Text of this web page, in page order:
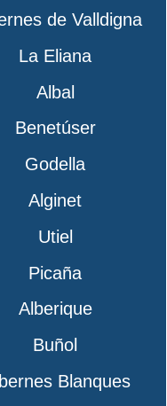
de Valldigna
La Eliana
Albal
Benetúser
Godella
Alginet
Utiel
Picaña
Alberique
Buñol
Blanques